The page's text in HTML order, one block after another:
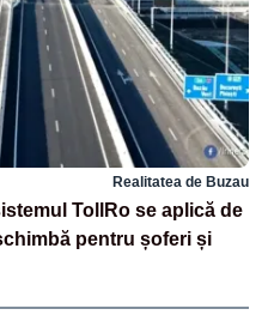
Realitatea de Buzau
TollRo se aplică de
pentru șoferi și